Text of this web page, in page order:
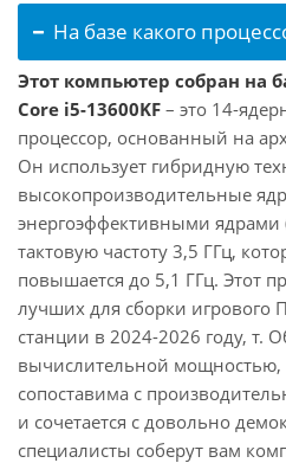
На базе какого
Этот компьютер собран на
Core i5-13600KF – это 14-
процессор, основанный на
Он использует гибридную
высокопроизводительные
энергоэффективными ядрами
тактовую частоту 3,5 ГГц,
повышается до 5,1 ГГц. Этот
лучших для сборки
станции в 2024-2026 году, т.
вычислительной мощностью,
сопоставима с
и сочетается с довольно
специалисты соберут вам